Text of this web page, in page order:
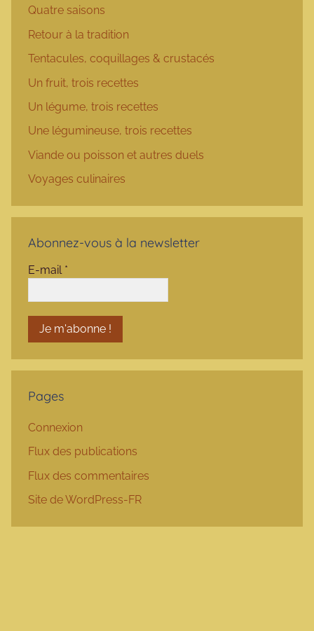
Quatre saisons
Retour à la tradition
Tentacules, coquillages & crustacés
Un fruit, trois recettes
Un légume, trois recettes
Une légumineuse, trois recettes
Viande ou poisson et autres duels
Voyages culinaires
Abonnez-vous à la newsletter
E-mail *
Pages
Connexion
Flux des publications
Flux des commentaires
Site de WordPress-FR